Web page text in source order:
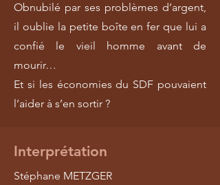
Obnubilé par ses problèmes d’argent,
il oublie la petite boîte en fer que lui a
confié le vieil homme avant de
mourir…
Et si les économies du SDF pouvaient
l’aider à s’en sortir ?
Interprétation
Stéphane METZGER